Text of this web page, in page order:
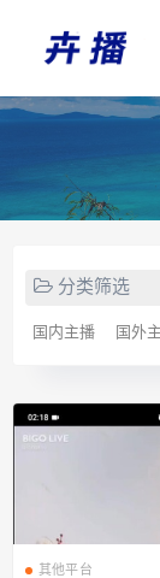
分类筛选
国内主播 国外
其他平台